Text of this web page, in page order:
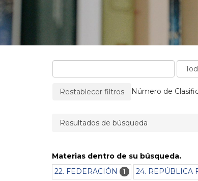
La página se recargará cuando se
Restablecer filtros Filtros aplicados:
Número de
Resultados de búsqueda
Materias dentro de su búsqueda.
22. FEDERACIÓN
1 24. REPÚBLICA